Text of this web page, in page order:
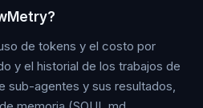
de tokens y el costo por
y el historial de los trabajos de
sub-agentes y sus resultados,